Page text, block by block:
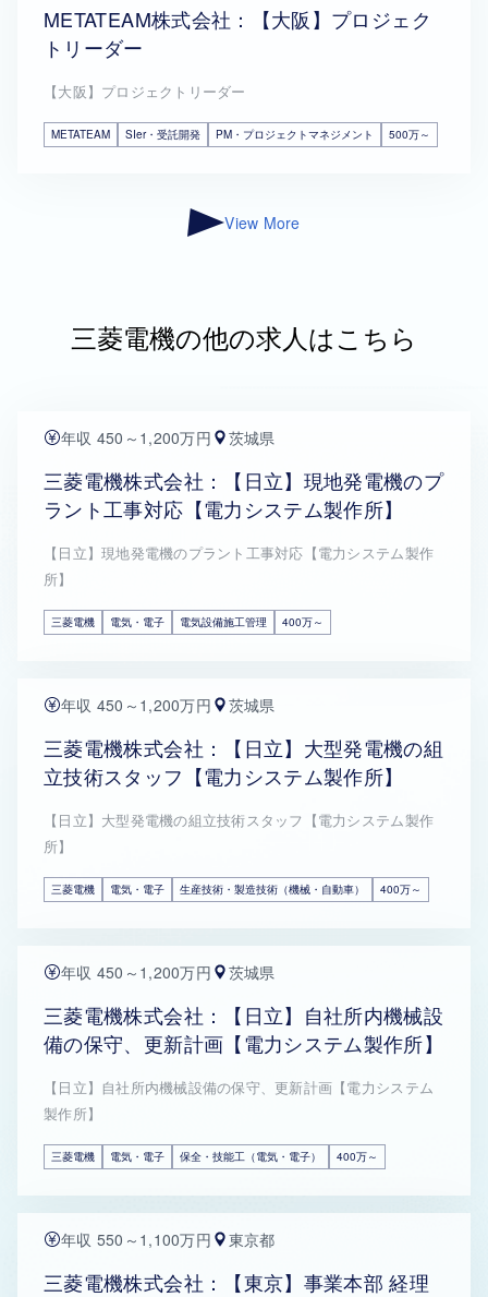
METATEAM株式会社：【大阪】プロジェク
トリーダー
【大阪】プロジェクトリーダー
METATEAM SIer・受託開発 PM・プロジェクトマネジメント 500万～
View More
三菱電機の他の求人はこちら
年収 450～1,200万円 茨城県
三菱電機株式会社：【日立】現地発電機のプ
ラント工事対応【電力システム製作所】
【日立】現地発電機のプラント工事対応【電力システム製作
所】
三菱電機 電気・電子 電気設備施工管理 400万～
年収 450～1,200万円 茨城県
三菱電機株式会社：【日立】大型発電機の組
立技術スタッフ【電力システム製作所】
【日立】大型発電機の組立技術スタッフ【電力システム製作
所】
三菱電機 電気・電子 生産技術・製造技術（機械・自動車） 400万～
年収 450～1,200万円 茨城県
三菱電機株式会社：【日立】自社所内機械設
備の保守、更新計画【電力システム製作所】
【日立】自社所内機械設備の保守、更新計画【電力システム
製作所】
三菱電機 電気・電子 保全・技能工（電気・電子） 400万～
年収 550～1,100万円 東京都
三菱電機株式会社：【東京】事業本部 経理